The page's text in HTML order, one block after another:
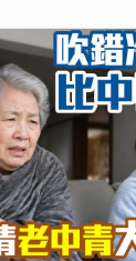
氣比中暑更傷